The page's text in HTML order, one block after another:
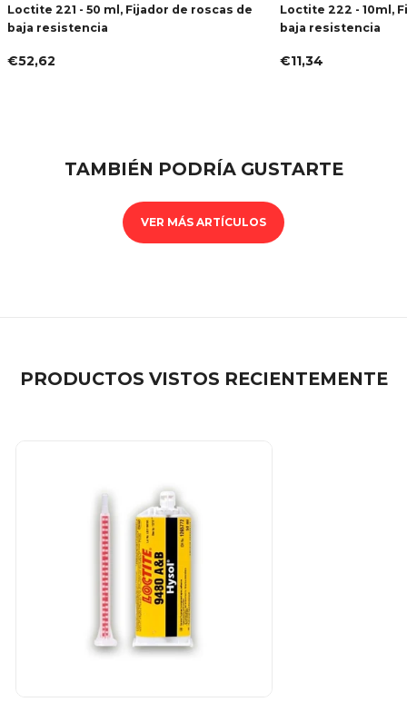
Loctite 221 - 50 ml, Fijador de roscas de
baja resistencia
€52,62
Loctite 222 - 10ml,
baja resistencia
€11,34
TAMBIÉN PODRÍA GUSTARTE
VER MÁS ARTÍCULOS
PRODUCTOS VISTOS RECIENTEMENTE